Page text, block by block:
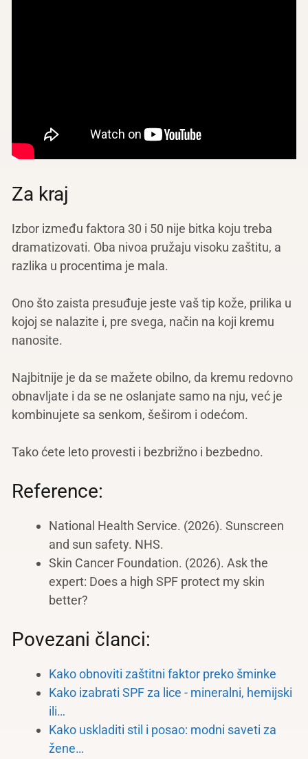
Za kraj
Izbor između faktora 30 i 50 nije bitka koju treba
dramatizovati. Oba nivoa pružaju visoku zaštitu, a
razlika u procentima je mala.
Ono što zaista presuđuje jeste vaš tip kože, prilika u
kojoj se nalazite i, pre svega, način na koji kremu
nanosite.
Najbitnije je da se mažete obilno, da kremu redovno
obnavljate i da se ne oslanjate samo na nju, već je
kombinujete sa senkom, šeširom i odećom.
Tako ćete leto provesti i bezbrižno i bezbedno.
Reference:
National Health Service. (2026). Sunscreen
and sun safety. NHS.
Skin Cancer Foundation. (2026). Ask the
expert: Does a high SPF protect my skin
better?
Povezani članci:
Kako obnoviti zaštitni faktor preko šminke
Kako izabrati SPF za lice - mineralni, hemijski
ili…
Kako uskladiti stil i posao: modni saveti za
žene…